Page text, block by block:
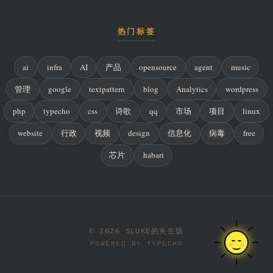
热门标签
ai infra AI 产品 opensource agent music
管理 google textpattern blog Analytics wordpress
php typecho css 诗歌 qq 市场 项目 linux
website 行政 视频 design 信息化 病毒 free
芯片 habari
© 2026 SLUKE的夹生饭
POWERED BY TYPECHO